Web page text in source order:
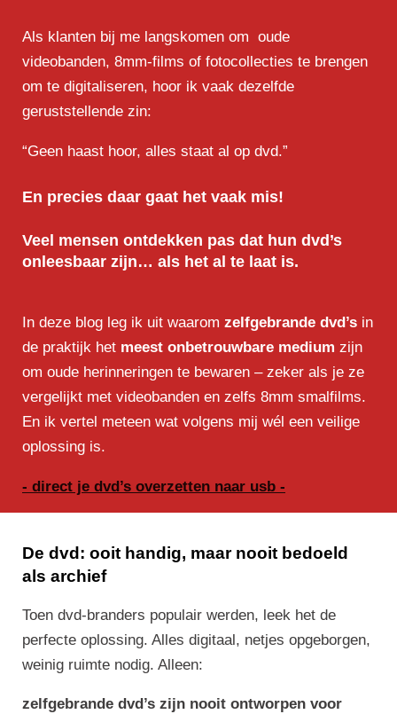
Als klanten bij me langskomen om oude
videobanden, 8mm-films of fotocollecties te brengen
om te digitaliseren, hoor ik vaak dezelfde
geruststellende zin:
“Geen haast hoor, alles staat al op dvd.”
En precies daar gaat het vaak mis!
Veel mensen ontdekken pas dat hun dvd’s
onleesbaar zijn… als het al te laat is.
In deze blog leg ik uit waarom zelfgebrande dvd’s in
de praktijk het meest onbetrouwbare medium zijn
om oude herinneringen te bewaren – zeker als je ze
vergelijkt met videobanden en zelfs 8mm smalfilms.
En ik vertel meteen wat volgens mij wél een veilige
oplossing is.
- direct je dvd’s overzetten naar usb -
De dvd: ooit handig, maar nooit bedoeld
als archief
Toen dvd-branders populair werden, leek het de
perfecte oplossing. Alles digitaal, netjes opgeborgen,
weinig ruimte nodig. Alleen:
zelfgebrande dvd’s zijn nooit ontworpen voor